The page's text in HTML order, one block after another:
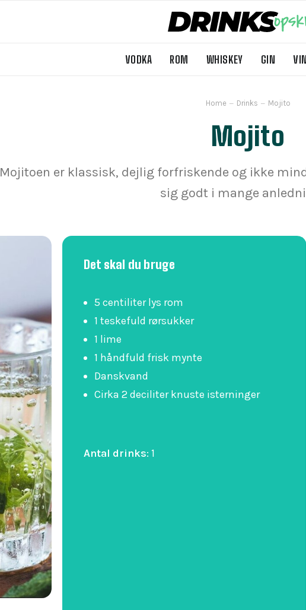
VODKA ROM WHISKEY GIN VIN
Home Drinks Mojito
Mojito
Mojitoen er klassisk, dejlig forfriskende og ikke
sig godt i mange
Det skal du bruge
5 centiliter lys rom
1 teskefuld rørsukker
1 lime
1 håndfuld frisk mynte
Danskvand
Cirka 2 deciliter knuste isterninger
Antal drinks: 1